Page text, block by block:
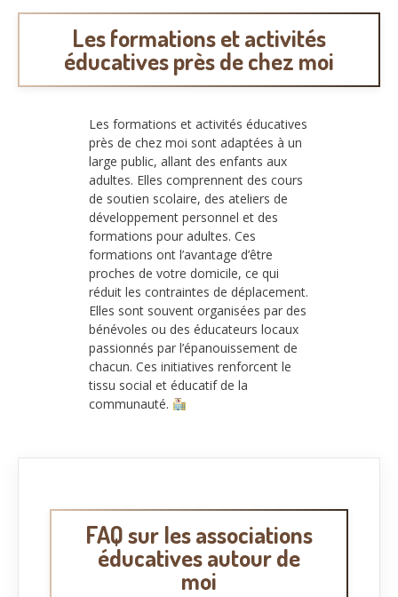
Les formations et activités
éducatives près de chez moi
Les formations et activités éducatives
près de chez moi sont adaptées à un
large public, allant des enfants aux
adultes. Elles comprennent des cours
de soutien scolaire, des ateliers de
développement personnel et des
formations pour adultes. Ces
formations ont l’avantage d’être
proches de votre domicile, ce qui
réduit les contraintes de déplacement.
Elles sont souvent organisées par des
bénévoles ou des éducateurs locaux
passionnés par l’épanouissement de
chacun. Ces initiatives renforcent le
tissu social et éducatif de la
communauté.
FAQ sur les associations
éducatives autour de
moi